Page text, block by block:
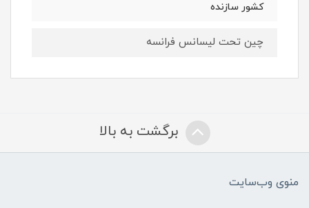
کشور سازنده
چین تحت لیسانس فرانسه
برگشت به بالا
منوی وب‌سایت